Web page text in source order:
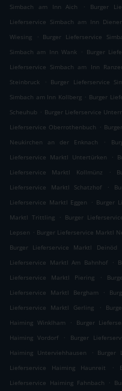
Simbach am Inn Aich
. Burger
Lieferservice Simbach am Inn
Wiesing
. Burger Lieferservice
Simbach am Inn Wank . Burger
Lieferservice Simbach am Inn
Steinbruck
. Burger Lieferservice
Simbach am Inn Kollberg . Burger
Scheuhub . Burger Lieferservice
Lieferservice Oberrothenbuch .
Neukirchen an der Enknach
.
Lieferservice Marktl Untertürken
.
Lieferservice Marktl Kollmünz
.
Lieferservice Marktl Schatzhof
.
Lieferservice Marktl Eggen
. Burger
Marktl Trittling
. Burger
Lepsen . Burger Lieferservice Marktl
Burger Lieferservice Marktl Deinöd
Lieferservice Marktl Am Bahnhof
.
Lieferservice Marktl Piering
.
Lieferservice Marktl Bergham
.
Lieferservice Marktl Gerling
.
Haiming Winklham
. Burger
Haiming Vordorf
. Burger
Haiming Unterviehhausen
. Burger
Lieferservice Haiming Haunreit
.
Lieferservice Haiming Fahnbach
.